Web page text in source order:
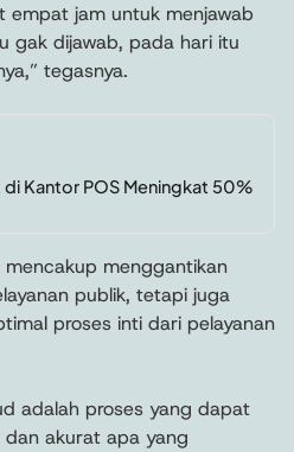
empat jam untuk menjawab
gak dijawab, pada hari itu
tegasnya.
di Kantor POS Meningkat 50%
mencakup menggantikan
publik, tetapi juga
proses inti dari pelayanan
adalah proses yang dapat
akurat apa yang